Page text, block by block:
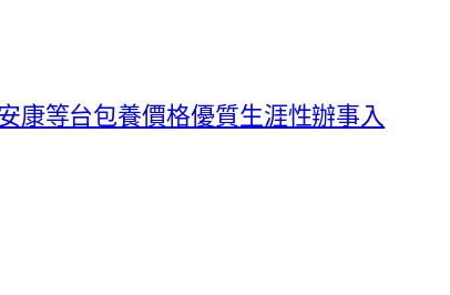
康等台包養價格優質生涯性辦事入